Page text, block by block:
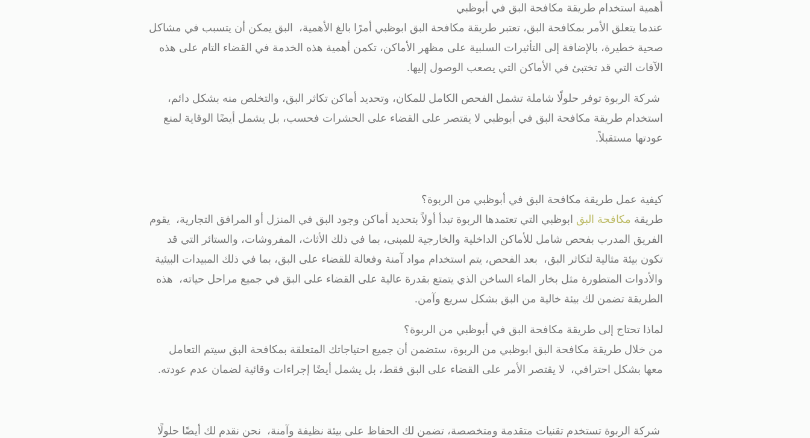
أهمية استخدام طريقة مكافحة البق في أبوظبي
عندما يتعلق الأمر بمكافحة البق، تعتبر طريقة مكافحة البق ابوظبي أمرًا بالغ الأهمية، البق يمكن أن يتسبب في مشاكل
صحية خطيرة، بالإضافة إلى التأثيرات السلبية على مظهر الأماكن، تكمن أهمية هذه الخدمة في القضاء التام على هذه
الآفات التي قد تختبئ في الأماكن التي يصعب الوصول إليها.
شركة الربوة توفر حلولًا شاملة تشمل الفحص الكامل للمكان، وتحديد أماكن تكاثر البق، والتخلص منه بشكل دائم،
استخدام طريقة مكافحة البق في أبوظبي لا يقتصر على القضاء على الحشرات فحسب، بل يشمل أيضًا الوقاية لمنع
عودتها مستقبلاً.
كيفية عمل طريقة مكافحة البق في أبوظبي من الربوة؟
طريقة مكافحة البق ابوظبي التي تعتمدها الربوة تبدأ أولاً بتحديد أماكن وجود البق في المنزل أو المرافق التجارية، يقوم
الفريق المدرب بفحص شامل للأماكن الداخلية والخارجية للمبنى، بما في ذلك الأثاث، المفروشات، والستائر التي قد
تكون بيئة مثالية لتكاثر البق، بعد الفحص، يتم استخدام مواد آمنة وفعالة للقضاء على البق، بما في ذلك المبيدات البيئية
والأدوات المتطورة مثل بخار الماء الساخن الذي يتمتع بقدرة عالية على القضاء على البق في جميع مراحل حياته، هذه
الطريقة تضمن لك بيئة خالية من البق بشكل سريع وآمن.
لماذا تحتاج إلى طريقة مكافحة البق في أبوظبي من الربوة؟
من خلال طريقة مكافحة البق ابوظبي من الربوة، ستضمن أن جميع احتياجاتك المتعلقة بمكافحة البق سيتم التعامل
معها بشكل احترافي، لا يقتصر الأمر على القضاء على البق فقط، بل يشمل أيضًا إجراءات وقائية لضمان عدم عودته.
شركة الربوة تستخدم تقنيات متقدمة ومتخصصة، تضمن لك الحفاظ على بيئة نظيفة وآمنة، نحن نقدم لك أيضًا حلولًا